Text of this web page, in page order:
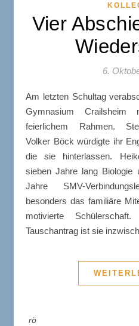
Vier
6.
Am letzten Schultag verabschiedete das Lise-Meitner-
Gymnasium Crailsheim
feierlichem Rahmen.
Volker Böck würdigte ihr
die sie hinterlassen.
sieben Jahre lang
Jahre SMV-
besonders das familiäre
motivierte
Tauschantrag ist sie
rö